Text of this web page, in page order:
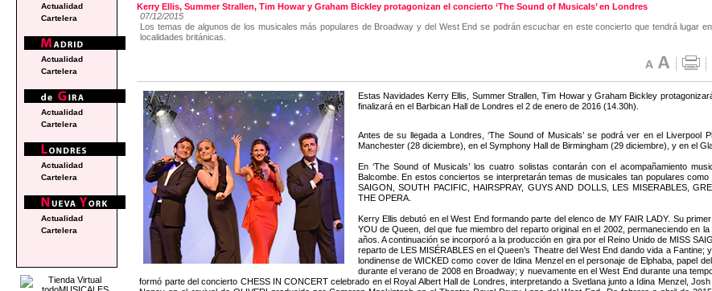
Kerry Ellis, Summer Strallen, Tim Howar y Graham Bickley protagonizan el concierto ‘The Sound of Musicals’ en Londres
07/12/2015
Los temas de algunos de los musicales más populares de Broadway y del West End se podrán escuchar en este concierto que tendrá lugar
localidades británicas.
Estas Navidades Kerry Ellis, Summer Strallen, Tim Howar y Graham Bickley
finalizará en el Barbican Hall de Londres el 2 de enero de 2016 (14.30h).
Antes de su llegada a Londres, ‘The Sound of Musicals’ se podrá ver en el Liverpool
Manchester (28 diciembre), en el Symphony Hall de Birmingham (29 diciembre), y en el
En ‘The Sound of Musicals’ los cuatro solistas contarán con el acompañamiento
Balcombe. En estos conciertos se interpretarán temas de musicales tan populares
SAIGON, SOUTH PACIFIC, HAIRSPRAY, GUYS AND DOLLS, LES MISERABLES,
THE OPERA.
Kerry Ellis debutó en el West End formando parte del elenco de MY FAIR LADY. Su
YOU de Queen, del que fue miembro del reparto original en el 2002, permaneciendo en
años. A continuación se incorporó a la producción en gira por el Reino Unido de MISS
reparto de LES MISÉRABLES en el Queen’s Theatre del West End dando vida a
londinense de WICKED como cover de Idina Menzel en el personaje de Elphaba, papel
durante el verano de 2008 en Broadway; y nuevamente en el West End durante una
formó parte del concierto CHESS IN CONCERT celebrado en el Royal Albert Hall de Londres, interpretando a Svetlana junto a Idina Menzel,
Actualidad
Cartelera
Actualidad
Cartelera
Actualidad
Cartelera
Actualidad
Cartelera
Actualidad
Cartelera